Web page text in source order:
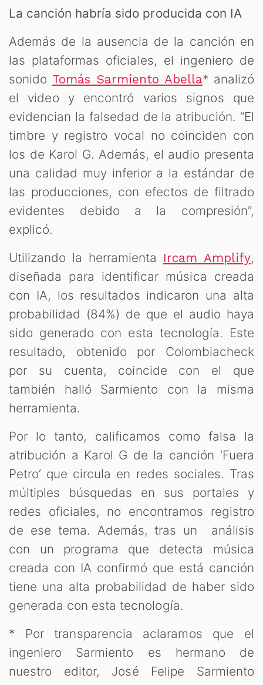
La canción habría sido producida con IA
Además de la ausencia de la canción en
las plataformas oficiales, el ingeniero de
sonido Tomás Sarmiento Abella* analizó
el video y encontró varios signos que
evidencian la falsedad de la atribución. “El
timbre y registro vocal no coinciden con
los de Karol G. Además, el audio presenta
una calidad muy inferior a la estándar de
las producciones, con efectos de filtrado
evidentes debido a la compresión”,
explicó.
Utilizando la herramienta
Ircam Amplify,
diseñada para identificar música creada
con IA, los resultados indicaron una alta
probabilidad (84%) de que el audio haya
sido generado con esta tecnología. Este
resultado, obtenido por Colombiacheck
por su cuenta, coincide con el que
también halló Sarmiento con la misma
herramienta.
Por lo tanto, calificamos como falsa la
atribución a Karol G de la canción ‘Fuera
Petro’ que circula en redes sociales. Tras
múltiples búsquedas en sus portales y
redes oficiales, no encontramos registro
de ese tema. Además, tras un análisis
con un programa que detecta música
creada con IA confirmó que está canción
tiene una alta probabilidad de haber sido
generada con esta tecnología.
* Por transparencia aclaramos que el
ingeniero Sarmiento es hermano de
nuestro editor, José Felipe Sarmiento